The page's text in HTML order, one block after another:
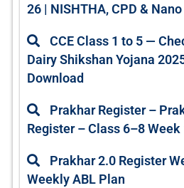
26 | NISHTHA, CPD & Nano
CCE Class 1 to 5 —
Dairy Shikshan Yojana
Download
Prakhar Register –
Register – Class 6–8 Week
Prakhar 2.0 Register
Weekly ABL Plan